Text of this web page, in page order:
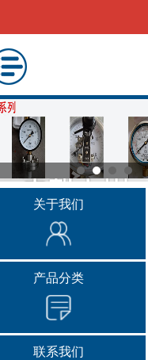
关于我们
产品分类
联系我们